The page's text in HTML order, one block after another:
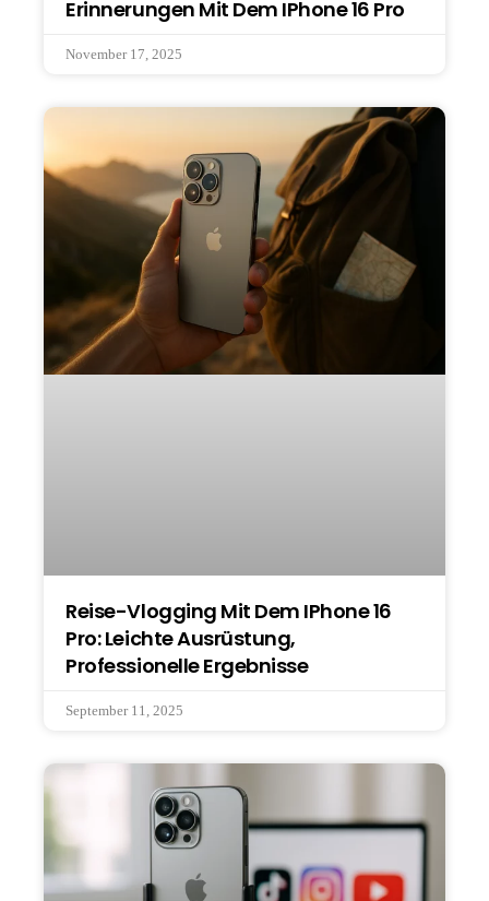
Erinnerungen Mit Dem IPhone 16 Pro
November 17, 2025
Reise-Vlogging Mit Dem IPhone 16
Pro: Leichte Ausrüstung,
Professionelle Ergebnisse
September 11, 2025